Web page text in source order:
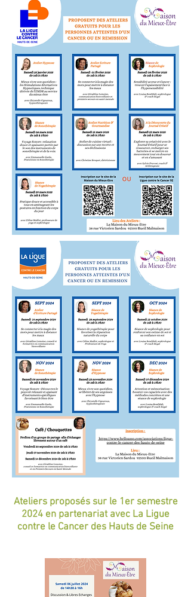
Ateliers proposés sur le 1er semestre
2024 en partenariat avec La Ligue
contre le Cancer des Hauts de Seine